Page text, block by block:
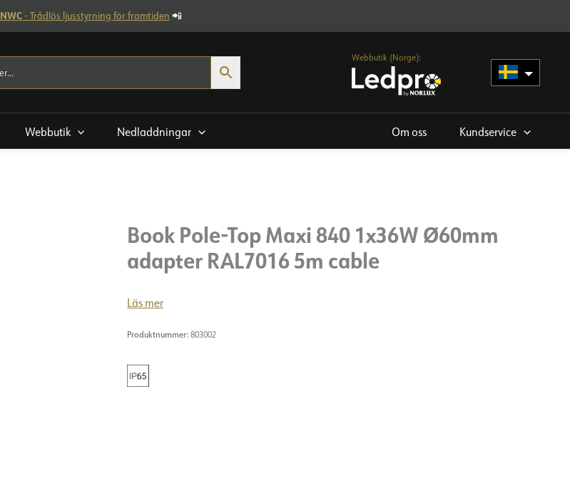
NWC- Trådlös ljusstyrning för framtiden 📲
Webbutik (Norge):
Webbutik Nedladdningar Om oss Kundservice
Book Pole-Top Maxi 840 1x36W Ø60mm
adapter RAL7016 5m cable
Läs mer
Produktnummer:803002